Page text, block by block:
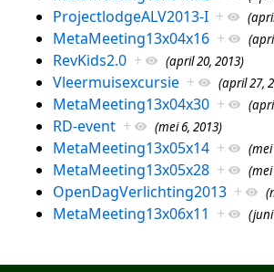
ProjectlodgeALV2013-I +
MetaMeeting13x04x16 +
RevKids2.0 + (april 20, 2013)
Vleermuisexcursie + (april 27,
MetaMeeting13x04x30 +
RD-event + (mei 6, 2013)
MetaMeeting13x05x14 + (mei
MetaMeeting13x05x28 + (mei
OpenDagVerlichting2013 +
MetaMeeting13x06x11 + (juni